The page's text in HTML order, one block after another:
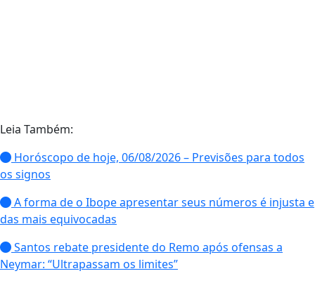
Leia Também:
Horóscopo de hoje, 06/08/2026 – Previsões para todos
os signos
A forma de o Ibope apresentar seus números é injusta e
das mais equivocadas
Santos rebate presidente do Remo após ofensas a
Neymar: “Ultrapassam os limites”